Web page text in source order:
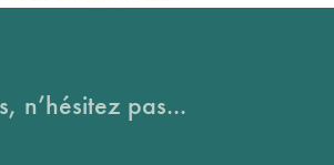
n’hésitez pas...